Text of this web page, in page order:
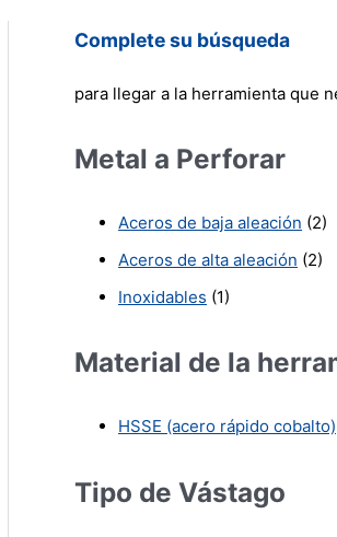
Complete su búsqueda
para llegar a la herramienta que
Metal a Perforar
Aceros de baja aleación (2)
Aceros de alta aleación (2)
Inoxidables (1)
Material de la
HSSE (acero rápido cobalto)
Tipo de Vástago